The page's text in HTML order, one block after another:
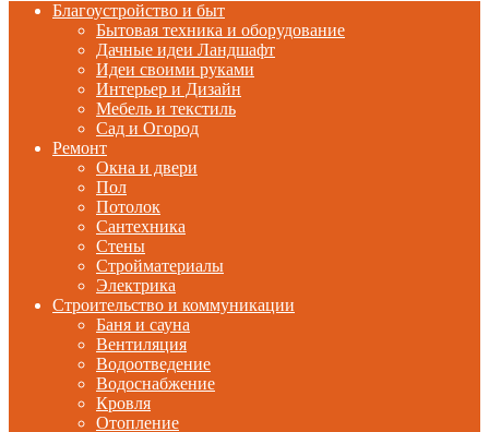
Благоустройство и быт
Бытовая техника и оборудование
Дачные идеи Ландшафт
Идеи своими руками
Интерьер и Дизайн
Мебель и текстиль
Сад и Огород
Ремонт
Окна и двери
Пол
Потолок
Сантехника
Стены
Стройматериалы
Электрика
Строительство и коммуникации
Баня и сауна
Вентиляция
Водоотведение
Водоснабжение
Кровля
Отопление